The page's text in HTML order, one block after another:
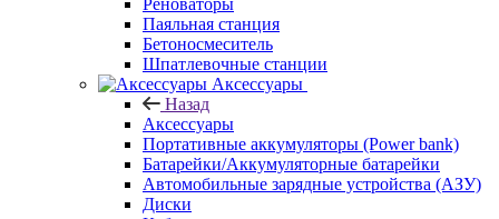
Реноваторы
Паяльная станция
Бетоносмеситель
Шпатлевочные станции
Аксессуары
Назад
Аксессуары
Портативные аккумуляторы (Power bank)
Батарейки/Аккумуляторные батарейки
Автомобильные зарядные устройства (АЗУ)
Диски